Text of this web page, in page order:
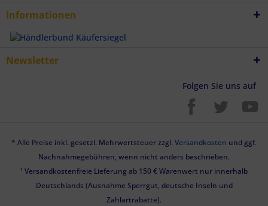
Informationen
Newsletter
Folgen Sie uns auf
* Alle Preise inkl. gesetzl. Mehrwertsteuer zzgl. Versandkosten und ggf.
Nachnahmegebühren, wenn nicht anders beschrieben.
¹ Versandkostenfreie Lieferung ab 150 € Warenwert nur innerhalb
Deutschlands (Ausnahme Sperrgut, deutsche Inseln und
Zahlartrabatte).